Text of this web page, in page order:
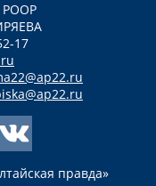
РООР
17
правда»